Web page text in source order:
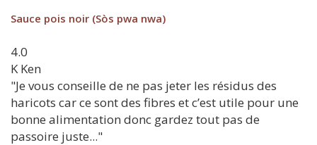
Sauce pois noir (Sòs pwa nwa)
4.0
K Ken
"Je vous conseille de ne pas jeter les résidus des
haricots car ce sont des fibres et c’est utile pour une
bonne alimentation donc gardez tout pas de
passoire juste..."